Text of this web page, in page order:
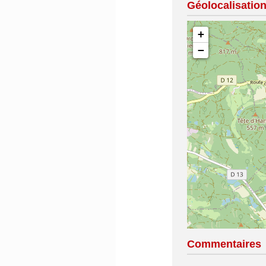
Géolocalisation
+
−
Commentaires